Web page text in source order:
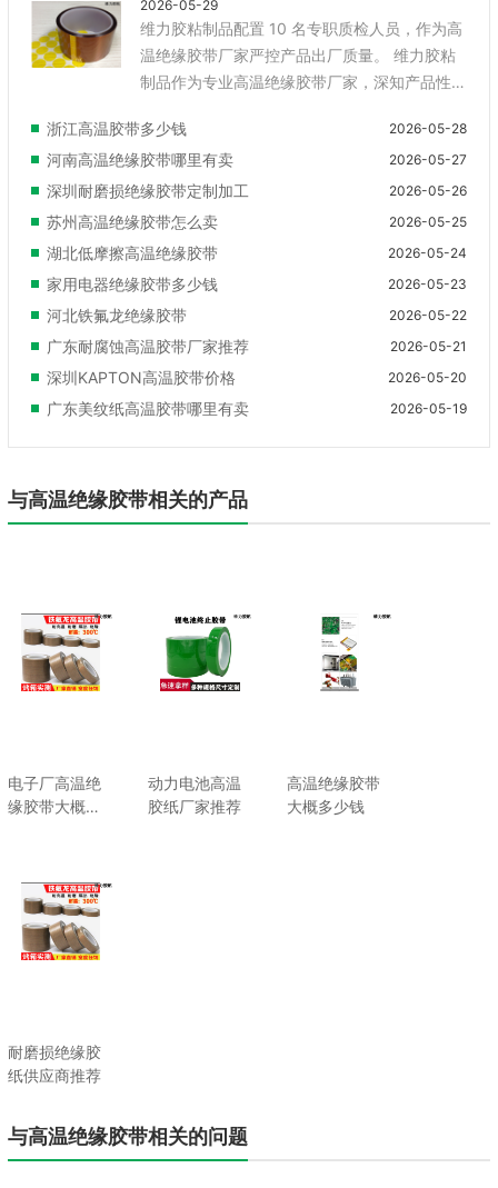
2026-05-29
维力胶粘制品配置 10 名专职质检人员，作为高
温绝缘胶带厂家严控产品出厂质量。 维力胶粘
制品作为专业高温绝缘胶带厂家，深知产品性
生产体系，还配置 10 名经验丰富、技术成熟的
质检人员，对高温绝缘胶带生产全过程实施多
节点检测管控。从涂布环节的胶层均匀度检
测，到分切环节的尺寸规格校验，再到成品阶
段的耐温测试、绝缘性能测试、环保指标测
流入市场。公司引进 ISO 质量管理体系规范生
产流程，同时所产高温绝缘胶带通过 SGS 环保
相关测试，符合电子、电气、汽车等行业对配
件环保性的要求。依托 8 亿平方米的年产能与
完善的品...
浙江高温胶带多少钱 2026-05-28
河南高温绝缘胶带哪里有卖 2026-05-27
深圳耐磨损绝缘胶带定制加工 2026-05-26
苏州高温绝缘胶带怎么卖 2026-05-25
湖北低摩擦高温绝缘胶带 2026-05-24
家用电器绝缘胶带多少钱 2026-05-23
河北铁氟龙绝缘胶带 2026-05-22
广东耐腐蚀高温胶带厂家推荐 2026-05-21
深圳KAPTON高温胶带价格 2026-05-20
广东美纹纸高温胶带哪里有卖 2026-05-19
与高温绝缘胶带相关的产品
电子厂高温绝
缘胶带大概多
动力电池高温
胶纸厂家推荐
高温绝缘胶带
大概多少钱
耐磨损绝缘胶
纸供应商推荐
与高温绝缘胶带相关的问题